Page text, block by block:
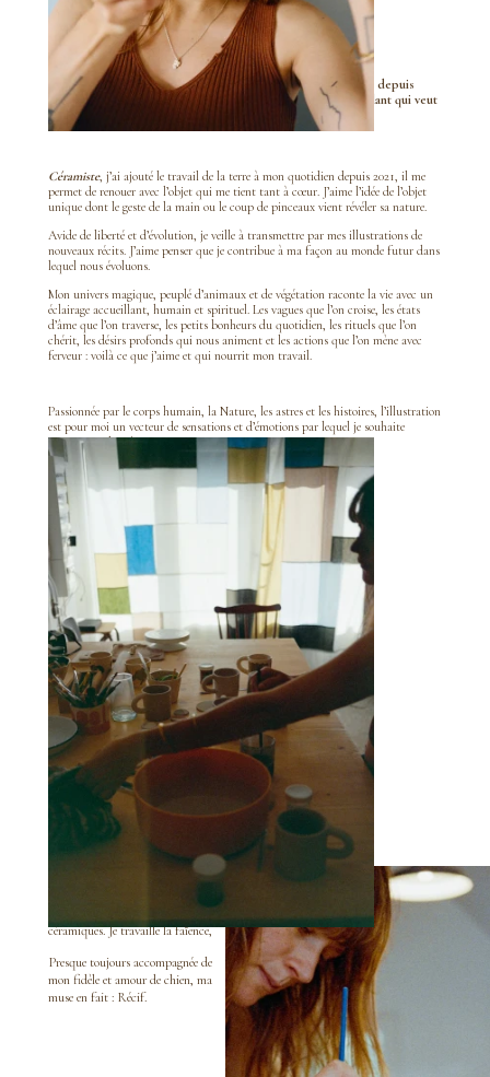
Illustratrice passionnée, je vis maintenant en Bretagne. C’est depuis
cette terre que j’imagine et crée un univers doux et bienveillant qui veut
r-éveiller, toucher et agiter les consciences.
Céramiste, j’ai ajouté le travail de la terre à mon quotidien depuis 2021, il me
permet de renouer avec l’objet qui me tient tant à cœur. J’aime l’idée de l’objet
unique dont le geste de la main ou le coup de pinceaux vient révéler sa nature.
Avide de liberté et d’évolution, je veille à transmettre par mes illustrations de
nouveaux récits. J’aime penser que je contribue à ma façon au monde futur dans
lequel nous évoluons.
Mon univers magique, peuplé d’animaux et de végétation raconte la vie avec un
éclairage accueillant, humain et spirituel. Les vagues que l’on croise, les états
d’âme que l’on traverse, les petits bonheurs du quotidien, les rituels que l’on
chérit, les désirs profonds qui nous animent et les actions que l’on mène avec
ferveur : voilà ce que j’aime et qui nourrit mon travail.
Passionnée par le corps humain, la Nature, les astres et les histoires, l’illustration
est pour moi un vecteur de sensations et d’émotions par lequel je souhaite
transmettre les vôtres
céramiques. Je travaille la faïence,
Presque toujours accompagnée de
mon fidèle et amour de chien, ma
muse en fait : Récif.